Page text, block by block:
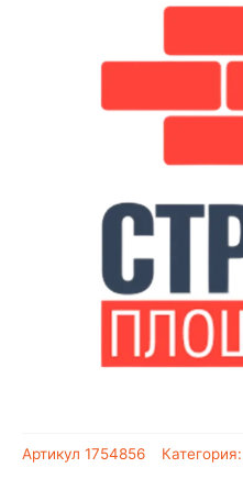
Артикул 1754856 Категория: